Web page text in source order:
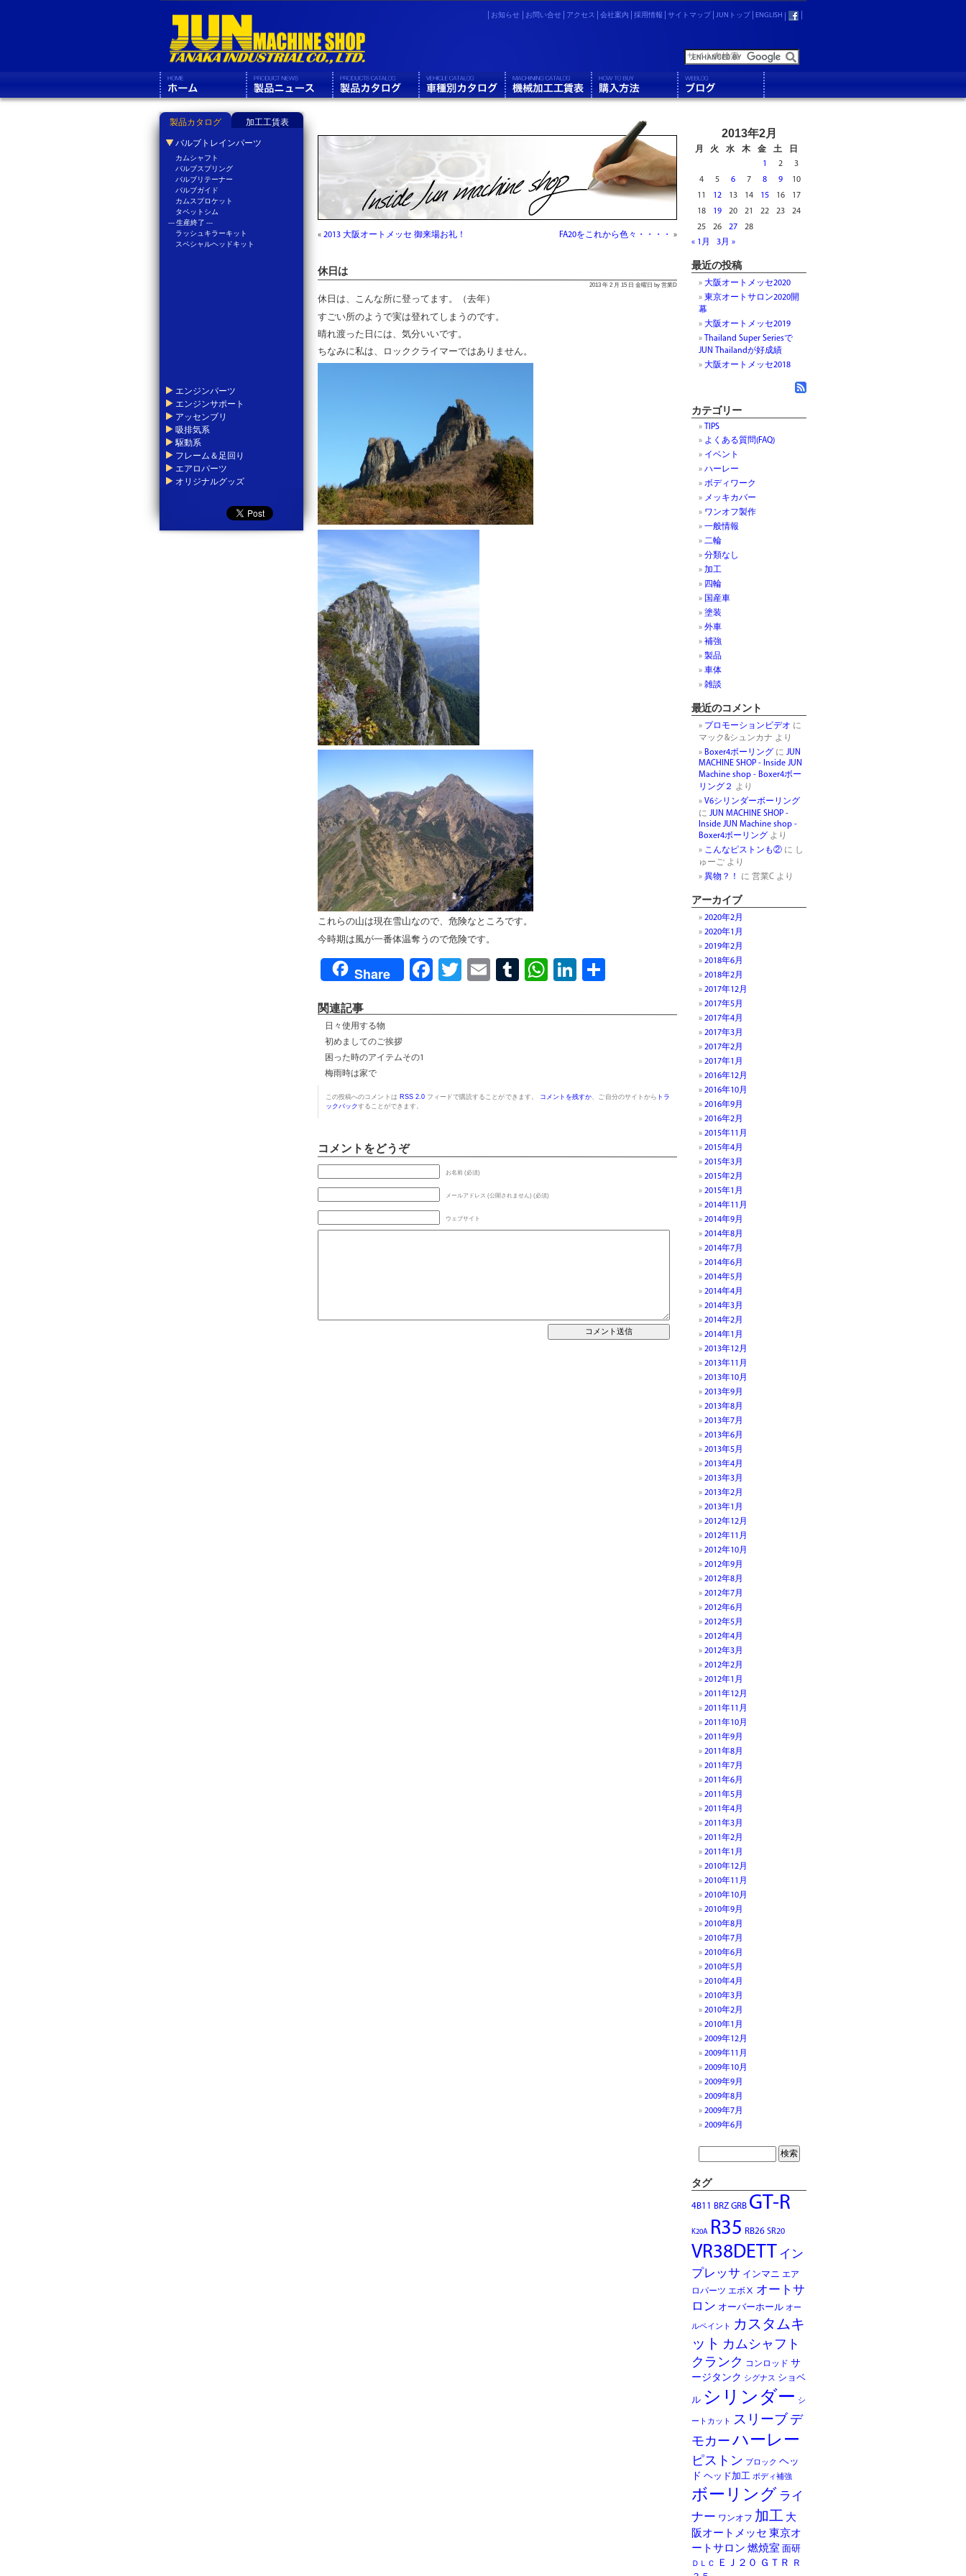
お知らせ お問い合せ アクセス 会社案内 採用情報 サイトマップ JUNトップ ENGLISH
« 2013 大阪オートメッセ 御来場お礼！ FA20をこれから色々・・・・ »
休日は
2013 年 2 月 15 日 金曜日 by 営業D
休日は、こんな所に登ってます。（去年）
すごい所のようで実は登れてしまうのです。
晴れ渡った日には、気分いいです。
ちなみに私は、ロッククライマーではありません。
これらの山は現在雪山なので、危険なところです。
今時期は風が一番体温奪うので危険です。
Share Facebook
Twitter
EmailTumblrWhatsApp
LinkedIn
関連記事
日々使用する物
初めましてのご挨拶
困った時のアイテムその1
梅雨時は家で
この投稿へのコメントは RSS 2.0フィードで購読することができます。 コメントを残すか 、ご自分のサイトから トラ
ックバックすることができます。
コメントをどうぞ
お名前 (必須)
メールアドレス (公開されません) (必須)
ウェブサイト
2013年2月
月 火 水 木 金 土
日
1
2
3
4
5 6 7 8 9
10
11
12 13 14 15 16
17
18
19 20 21 22 23
24
25
26 27
28
« 1月
3月 »
最近の投稿
大阪オートメッセ2020
東京オートサロン2020開
幕
大阪オートメッセ2019
Thailand Super Seriesで
JUN Thailandが好成績
大阪オートメッセ2018
カテゴリー
TIPS
よくある質問(FAQ)
イベント
ハーレー
ボディワーク
メッキカバー
ワンオフ製作
一般情報
二輪
分類なし
加工
四輪
国産車
塗装
外車
補強
製品
車体
雑談
最近のコメント
プロモーションビデオ に
マック&シュンカナ より
Boxer4ボーリング に JUN
MACHINE SHOP - Inside JUN
Machine shop - Boxer4ボー
リング２ より
V6シリンダーボーリング
に JUN MACHINE SHOP -
Inside JUN Machine shop -
Boxer4ボーリング より
こんなピストンも② に し
ゅーご より
異物？！
に 営業C より
アーカイブ
2020年2月
2020年1月
2019年2月
2018年6月
2018年2月
2017年12月
2017年5月
2017年4月
2017年3月
2017年2月
2017年1月
2016年12月
2016年10月
2016年9月
2016年2月
2015年11月
2015年4月
2015年3月
2015年2月
2015年1月
2014年11月
2014年9月
2014年8月
2014年7月
2014年6月
2014年5月
2014年4月
2014年3月
2014年2月
2014年1月
2013年12月
2013年11月
2013年10月
2013年9月
2013年8月
2013年7月
2013年6月
2013年5月
2013年4月
2013年3月
2013年2月
2013年1月
2012年12月
2012年11月
2012年10月
2012年9月
2012年8月
2012年7月
2012年6月
2012年5月
2012年4月
2012年3月
2012年2月
2012年1月
2011年12月
2011年11月
2011年10月
2011年9月
2011年8月
2011年7月
2011年6月
2011年5月
2011年4月
2011年3月
2011年2月
2011年1月
2010年12月
2010年11月
2010年10月
2010年9月
2010年8月
2010年7月
2010年6月
2010年5月
2010年4月
2010年3月
2010年2月
2010年1月
2009年12月
2009年11月
2009年10月
2009年9月
2009年8月
2009年7月
2009年6月
タグ
4B11 BRZ GRB GT-R
K20A R35 RB26 SR20
VR38DETT イン
プレッサ インマニ エア
ロパーツ エボⅩ オートサ
ロン オーバーホール オー
ルペイント
カスタムキ
ット カムシャフト
クランク コンロッド サ
ージタンク シグナス ショベ
ル シリンダー シ
ートカット スリーブ デ
モカー ハーレー
ピストン ブロック ヘッ
ド ヘッド加工 ボディ補強
ボーリング ライ
ナー ワンオフ 加工 大
阪オートメッセ 東京オ
ートサロン 燃焼室 面研
ＤＬＣ ＥＪ２０ ＧＴＲ
Ｒ
製品カタログ 加工工賃表
バルブトレインパーツ
カムシャフト
バルブスプリング
バルブリテーナー
バルブガイド
カムスプロケット
タペットシム
--- 生産終了 ---
ラッシュキラーキット
スペシャルヘッドキット
エンジンパーツ
エンジンサポート
アッセンブリ
吸排気系
駆動系
フレーム＆足回り
エアロパーツ
オリジナルグッズ